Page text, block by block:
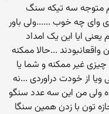
متوجه سه تیکه سنگ
وای چه خوب ......ولی باور
ایا این یک امداد
...حالا ممکنه
غیر ممکنه و شما یا
از خودت دراوردی ...نه
ولی من این سه عدد سنگو
تون با زدن همین سنگا